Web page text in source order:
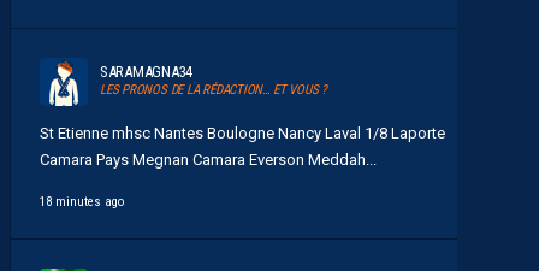
SARAMAGNA34
LES PRONOS DE LA RÉDACTION… ET VOUS ?
St Etienne mhsc Nantes Boulogne Nancy Laval 1/8 Laporte
Camara Pays Megnan Camara Everson Meddah...
18 minutes ago